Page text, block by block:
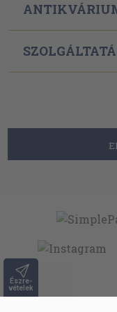
Észre-
vételek